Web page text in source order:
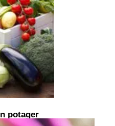
potager